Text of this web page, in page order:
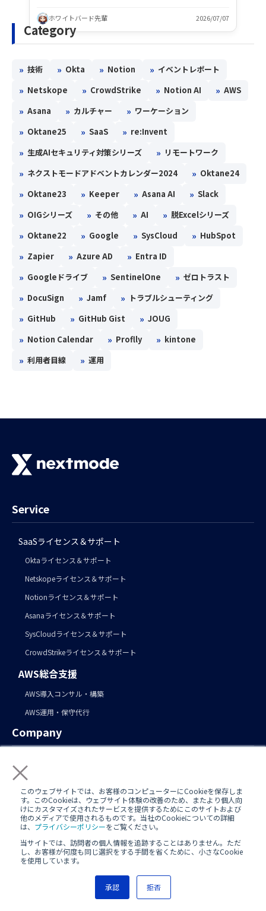
×
このウェブサイトでは、お客様のコンピューターにCookieを保存しま
す。このCookieは、ウェブサイト体験の改善のため、またより個人向
けにカスタマイズされたサービスを提供するためにこのサイトおよび
他のメディアで使用されるものです。当社のCookieについての詳細
は、 プライバシーポリシーをご覧ください。
当サイトでは、訪問者の個人情報を追跡することはありません。ただ
し、お客様が何度も同じ選択をする手間を省くために、小さなCookie
を使用しています。
承認 拒否
ホワイトバード先輩 2026/07/07
Category
» 技術 » Okta » Notion » イベントレポート
» Netskope » CrowdStrike » Notion AI » AWS
» Asana » カルチャー » ワーケーション
» Oktane25 » SaaS » re:Invent
» 生成AIセキュリティ対策シリーズ » リモートワーク
» ネクストモードアドベントカレンダー2024 » Oktane24
» Oktane23 » Keeper » Asana AI » Slack
» OIGシリーズ » その他 » AI » 脱Excelシリーズ
» Oktane22 » Google » SysCloud » HubSpot
» Zapier » Azure AD » Entra ID
» Googleドライブ » SentinelOne » ゼロトラスト
» DocuSign » Jamf » トラブルシューティング
» GitHub » GitHub Gist » JOUG
» Notion Calendar » Proflly » kintone
» 利用者目線 » 運用
Service
SaaSライセンス＆サポート
Oktaライセンス＆サポート
Netskopeライセンス＆サポート
Notionライセンス＆サポート
Asanaライセンス＆サポート
SysCloudライセンス＆サポート
CrowdStrikeライセンス＆サポート
AWS総合支援
AWS導入コンサル・構築
AWS運用・保守代行
Company
会社情報
導入事例
お知らせ
採用
私たちの働き方